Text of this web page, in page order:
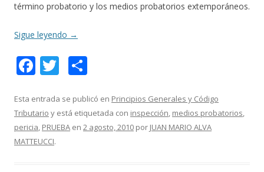
término probatorio y los medios probatorios extemporáneos.
Sigue leyendo →
F
e
b
o
T
itt
er
m
p
Esta entrada se publicó en Principios Generales y Código
Tributario y está etiquetada con inspección, medios probatorios,
pericia, PRUEBA en 2 agosto, 2010 por JUAN MARIO ALVA
MATTEUCCI.